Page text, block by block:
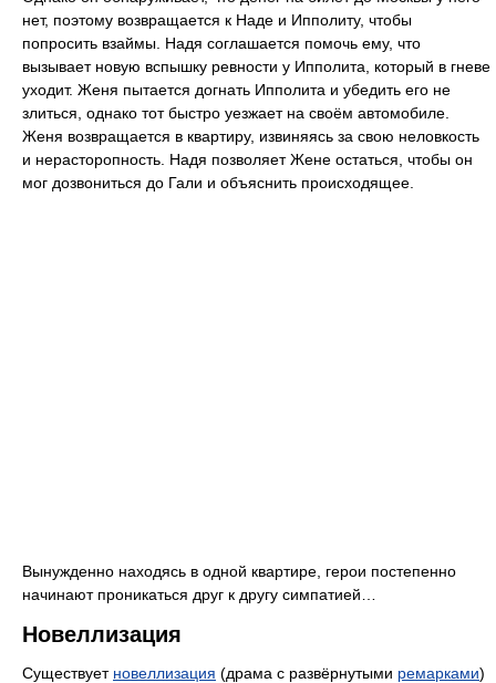
нет, поэтому возвращается к Наде и Ипполиту, чтобы
попросить взаймы. Надя соглашается помочь ему, что
вызывает новую вспышку ревности у Ипполита, который в гневе
уходит. Женя пытается догнать Ипполита и убедить его не
злиться, однако тот быстро уезжает на своём автомобиле.
Женя возвращается в квартиру, извиняясь за свою неловкость
и нерасторопность. Надя позволяет Жене остаться, чтобы он
мог дозвониться до Гали и объяснить происходящее.
Вынужденно находясь в одной квартире, герои постепенно
начинают проникаться друг к другу симпатией…
Новеллизация
Существует новеллизация (драма с развёрнутыми ремарками)